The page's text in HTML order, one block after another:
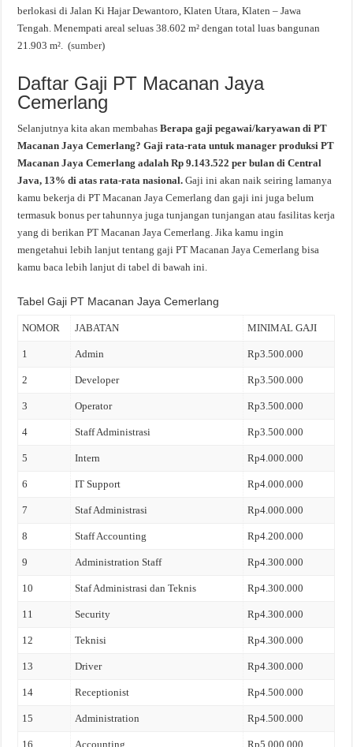
berlokasi di Jalan Ki Hajar Dewantoro, Klaten Utara, Klaten – Jawa
Tengah. Menempati areal seluas 38.602 m² dengan total luas bangunan
21.903 m². (sumber)
Daftar Gaji PT Macanan Jaya
Cemerlang
Selanjutnya kita akan membahasBerapa gaji pegawai/karyawan di PT
Macanan Jaya Cemerlang? Gaji rata-rata untuk manager produksi PT
Macanan Jaya Cemerlang adalah Rp 9.143.522 per bulan di Central
Java, 13% di atas rata-rata nasional.Gaji ini akan naik seiring lamanya
kamu bekerja di PT Macanan Jaya Cemerlang dan gaji ini juga belum
termasuk bonus per tahunnya juga tunjangan tunjangan atau fasilitas kerja
yang di berikan PT Macanan Jaya Cemerlang. Jika kamu ingin
mengetahui lebih lanjut tentang gaji PT Macanan Jaya Cemerlang bisa
kamu baca lebih lanjut di tabel di bawah ini.
Tabel Gaji PT Macanan Jaya Cemerlang
NOMOR JABATAN MINIMAL GAJI
1 Admin Rp3.500.000
2 Developer Rp3.500.000
3 Operator Rp3.500.000
4 Staff Administrasi Rp3.500.000
5 Intern Rp4.000.000
6 IT Support Rp4.000.000
7 Staf Administrasi Rp4.000.000
8 Staff Accounting Rp4.200.000
9 Administration Staff Rp4.300.000
10 Staf Administrasi dan Teknis Rp4.300.000
11 Security Rp4.300.000
12 Teknisi Rp4.300.000
13 Driver Rp4.300.000
14 Receptionist Rp4.500.000
15 Administration Rp4.500.000
16 Accounting Rp5.000.000